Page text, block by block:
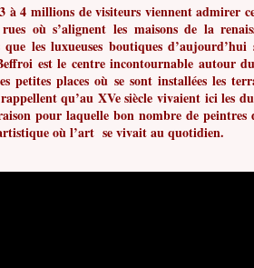
à 4 millions de visiteurs viennent admirer
où s’alignent les maisons de la
que les luxueuses boutiques
est le centre incontournable autour
petites places où se sont installées les
qu’au XVe siècle vivaient ici les
pour laquelle bon nombre de
où l’art se vivait au quotidien.